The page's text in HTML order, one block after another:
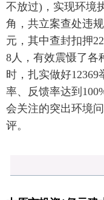
不放过)，实现环境
角，共立案查处违
元，其中查封扣押
8人，有效震慑了各
时，扎实做好
率、反馈率达到
会关注的突出环境
评。